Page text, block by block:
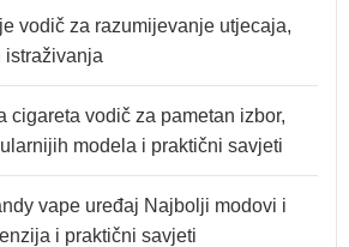
vodič za razumijevanje utjecaja,
istraživanja
cigareta vodič za pametan izbor,
modela i praktični savjeti
vape uređaj Najbolji modovi i
i praktični savjeti